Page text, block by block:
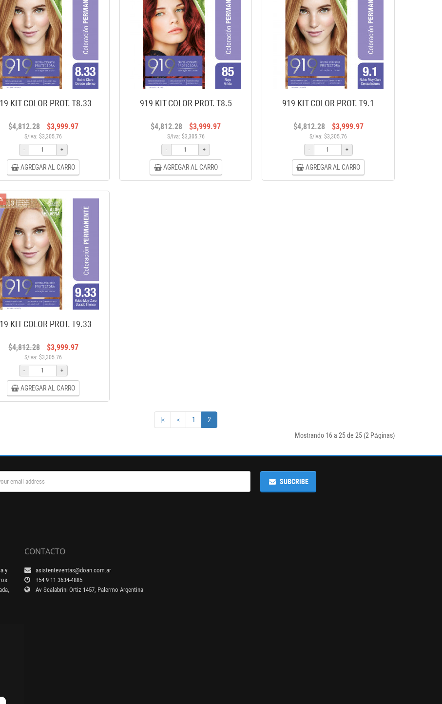
KIT COLOR PROT. T8.33
$4,812.28 $3,999.97
S/Iva: $3,305.76
-
+
AGREGAR AL CARRO
919 KIT COLOR PROT. T8.5
$4,812.28 $3,999.97
S/Iva: $3,305.76
-
+
AGREGAR AL CARRO
919 KIT COLOR PROT. T9.1
$4,812.28 $3,999.97
S/Iva: $3,305.76
-
+
AGREGAR AL CARRO
KIT COLOR PROT. T9.33
$4,812.28 $3,999.97
S/Iva: $3,305.76
-
+
AGREGAR AL CARRO
|< < 1
2
Mostrando 16 a 25 de 25 (2 Páginas)
SUBCRIBE
y
CONTACTO
asistenteventas@doan.com.ar
+54 9 11 3634-4885
Av Scalabrini Ortiz 1457, Palermo Argentina